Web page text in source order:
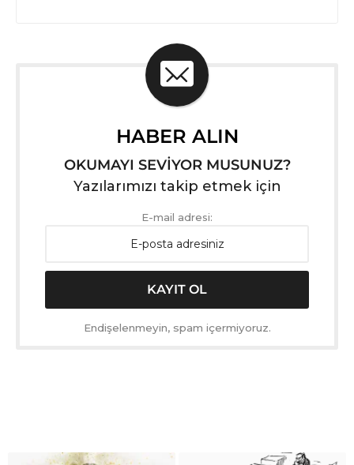
HABER ALIN
OKUMAYI SEVİYOR MUSUNUZ?
Yazılarımızı takip etmek için
E-mail adresi:
Endişelenmeyin, spam içermiyoruz.